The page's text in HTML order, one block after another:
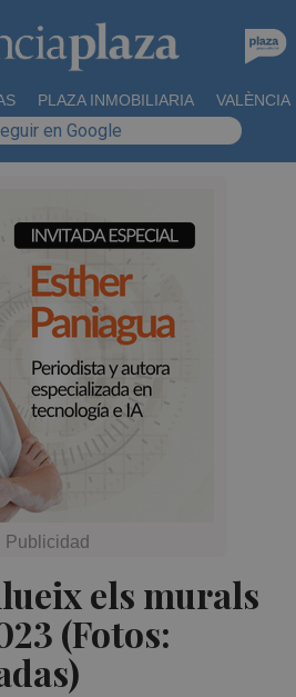
PLAZA INMOBILIARIA VALÈNCIA
en Google
els murals
(Fotos: